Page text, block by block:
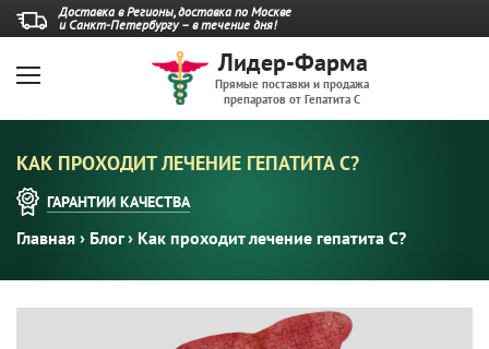
Доставка в Регионы, доставка по Москве
и Санкт-Петербургу – в течение дня!
Лидер-Фарма
Прямые поставки и продажа
препаратов от Гепатита С
КАК ПРОХОДИТ ЛЕЧЕНИЕ ГЕПАТИТА С?
ГАРАНТИИ КАЧЕСТВА
Главная › Блог› Как проходит лечение гепатита С?